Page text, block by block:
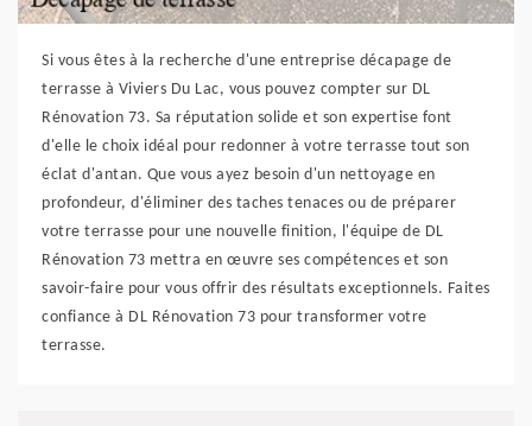
Si vous êtes à la recherche d'une entreprise décapage de
terrasse à Viviers Du Lac, vous pouvez compter sur DL
Rénovation 73. Sa réputation solide et son expertise font
d'elle le choix idéal pour redonner à votre terrasse tout son
éclat d'antan. Que vous ayez besoin d'un nettoyage en
profondeur, d'éliminer des taches tenaces ou de préparer
votre terrasse pour une nouvelle finition, l'équipe de DL
Rénovation 73 mettra en œuvre ses compétences et son
savoir-faire pour vous offrir des résultats exceptionnels. Faites
confiance à DL Rénovation 73 pour transformer votre
terrasse.